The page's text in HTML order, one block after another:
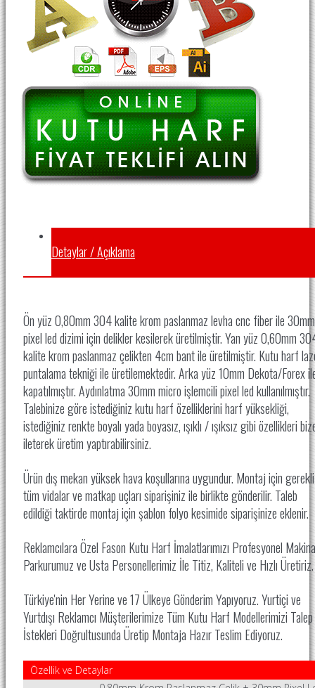
Detaylar / Açıklama
Ön yüz 0,80mm 304 kalite krom paslanmaz levha cnc fiber ile 30mm
pixel led dizimi için delikler kesilerek üretilmiştir. Yan yüz 0,60mm
kalite krom paslanmaz çelikten 4cm bant ile üretilmiştir. Kutu harf
puntalama tekniği ile üretilemektedir. Arka yüz 10mm Dekota/Forex
kapatılmıştır. Aydınlatma 30mm micro işlemcili pixel led kullanılmıştır.
Talebinize göre istediğiniz kutu harf özelliklerini harf yüksekliği,
istediğiniz renkte boyalı yada boyasız, ışıklı / ışıksız gibi özellikleri
ileterek üretim yaptırabilirsiniz.
Ürün dış mekan yüksek hava koşullarına uygundur. Montaj için gerekli
tüm vidalar ve matkap uçları siparişiniz ile birlikte gönderilir. Taleb
edildiği taktirde montaj için şablon folyo kesimide siparişinize eklenir.
Reklamcılara Özel Fason Kutu Harf İmalatlarımızı Profesyonel Makina
Parkurumuz ve Usta Personellerimiz İle Titiz, Kaliteli ve Hızlı
Türkiye'nin Her Yerine ve 17 Ülkeye Gönderim Yapıyoruz. Yurtiçi ve
Yurtdışı Reklamcı Müşterilerimize Tüm Kutu Harf Modellerimizi
İstekleri Doğrultusunda Üretip Montaja Hazır Teslim Ediyoruz.
Özellik ve Detaylar